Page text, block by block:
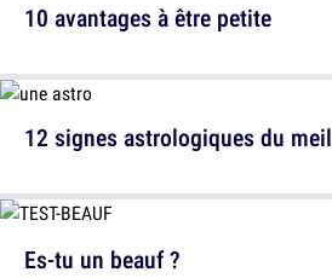
10 avantages à être petite
12 signes astrologiques du
Es-tu un beauf ?